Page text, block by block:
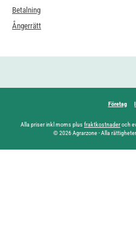
Betalning
Ångerrätt
Företag
Alla priser inkl moms plus fraktkostnaderoch
© 2026 Agrarzone - Alla